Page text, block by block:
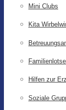
Mini Clubs
Kita
Hilfen zur
Soziale